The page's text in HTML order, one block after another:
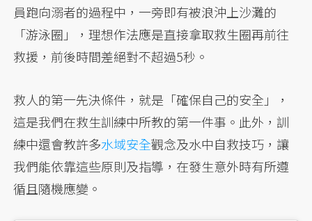
員跑向溺者的過程中，一旁即有被浪沖上沙灘的
「游泳圈」，理想作法應是直接拿取救生圈再前往
救援，前後時間差絕對不超過5秒。
救人的第一先決條件，就是「確保自己的安全」，
這是我們在救生訓練中所教的第一件事。此外，訓
練中還會教許多水域安全觀念及水中自救技巧，讓
我們能依靠這些原則及指導，在發生意外時有所遵
循且隨機應變。